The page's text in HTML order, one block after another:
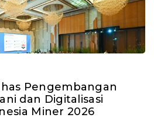
Pengembangan
dan Digitalisasi
Miner 2026